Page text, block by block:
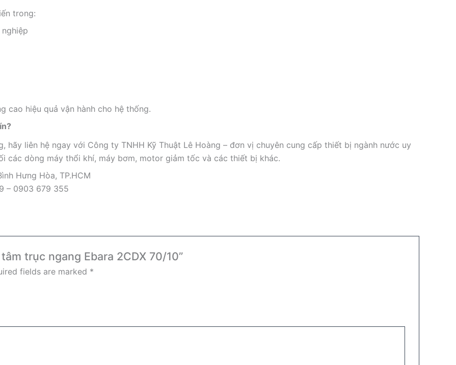
trong:
cao hiệu quả vận hành cho hệ thống.
hãy liên hệ ngay với Công ty TNHH Kỹ Thuật Lê Hoàng – đơn vị chuyên cung cấp thiết bị ngành nước uy
các dòng máy thổi khí, máy bơm, motor giảm tốc và các thiết bị khác.
Hưng Hòa, TP.HCM
– 0903 679 355
trục ngang Ebara 2CDX 70/10”
fields are marked *